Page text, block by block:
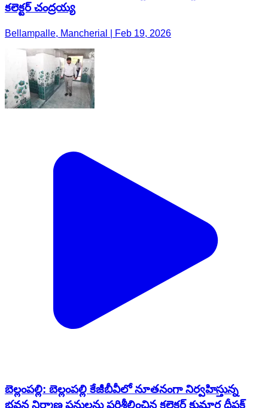
కలెక్టర్ చంద్రయ్య
Bellampalle, Mancherial | Feb 19, 2026
బెల్లంపల్లి: బెల్లంపల్లి కేజీబీవీలో నూతనంగా నిర్వహిస్తున్న
భవన నిర్మాణ పనులను పరిశీలించిన కలెక్టర్ కుమార దీపక్